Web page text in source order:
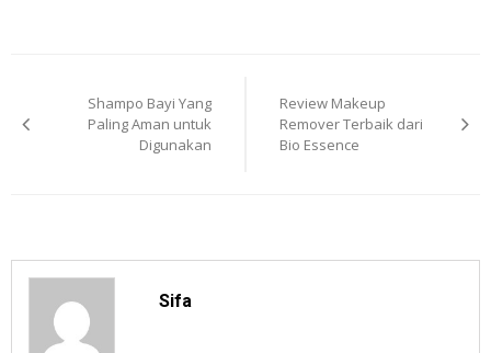
navigation
Shampo Bayi Yang
Paling Aman untuk
Digunakan
Review Makeup
Remover Terbaik dari
Bio Essence
Sifa